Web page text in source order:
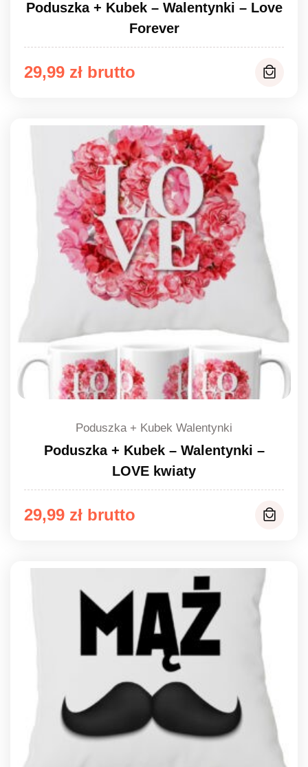
Poduszka + Kubek – Walentynki – Love
Forever
29,99 zł
Poduszka + Kubek Walentynki
Poduszka + Kubek – Walentynki –
LOVE kwiaty
29,99 zł